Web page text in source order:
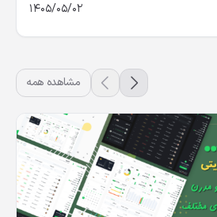
1405/05/02
مشاهده همه